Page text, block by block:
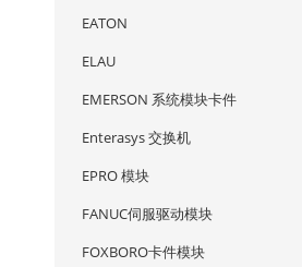
EATON
ELAU
EMERSON 系统模块卡件
Enterasys 交换机
EPRO 模块
FANUC伺服驱动模块
FOXBORO卡件模块